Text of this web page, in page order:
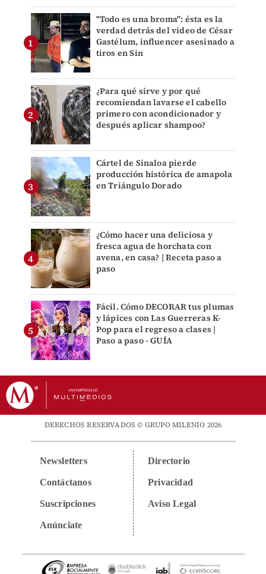
"Todo es una broma": ésta es la
verdad detrás del video de César
Gastélum, influencer asesinado a
tiros en Sin
¿Para qué sirve y por qué
recomiendan lavarse el cabello
primero con acondicionador y
después aplicar shampoo?
Cártel de Sinaloa pierde
producción histórica de amapola
en Triángulo Dorado
¿Cómo hacer una deliciosa y
fresca agua de horchata con
avena, en casa? | Receta paso a
paso
Fácil. Cómo DECORAR tus plumas
y lápices con Las Guerreras K-
Pop para el regreso a clases |
Paso a paso - GUÍA
DERECHOS RESERVADOS © GRUPO MILENIO 2026
Newsletters
Contáctanos
Suscripciones
Anúnciate
Directorio
Privacidad
Aviso Legal